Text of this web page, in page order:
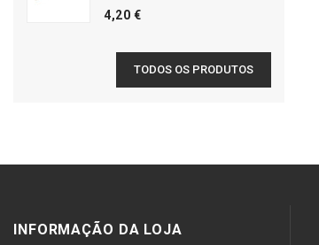
4,20 €
TODOS OS PRODUTOS
INFORMAÇÃO DA LOJA